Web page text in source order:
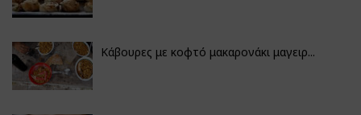
Κάβουρες με κοφτό μακαρονάκι μαγειρ...